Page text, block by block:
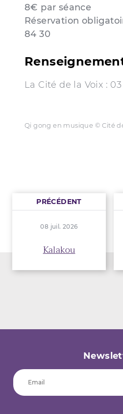
8€ par séance
Réservation
84 30
La Cité de la Voix :
Qi gong en musique © Cité
PRÉCÉDENT
08 juil. 2026
Kalakou